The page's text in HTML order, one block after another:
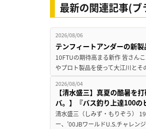
最新の関連記事(ブ
2026/08/06
テンフィートアンダーの新
10FTUの期待高まる新作 皆さん
やプロト製品を使って大江川と
2026/08/04
【清水盛三】真夏の酷暑を
バ。】『バス釣り上達100の
清水盛三（しみず・もりぞう）
ー、'00JBワールドU.S.チャレン